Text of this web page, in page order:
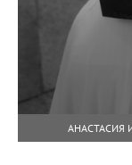
АНАСТАСИЯ